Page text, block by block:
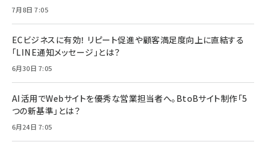
7月8日 7:05
ECビジネスに有効！ リピート促進や顧客満足度向上に直結する
「LINE通知メッセージ」とは？
6月30日 7:05
AI活用でWebサイトを優秀な営業担当者へ。BtoBサイト制作「5
つの新基準」とは？
6月24日 7:05